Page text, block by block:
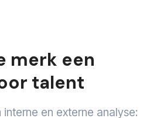
merk een
talent
en externe analyse: